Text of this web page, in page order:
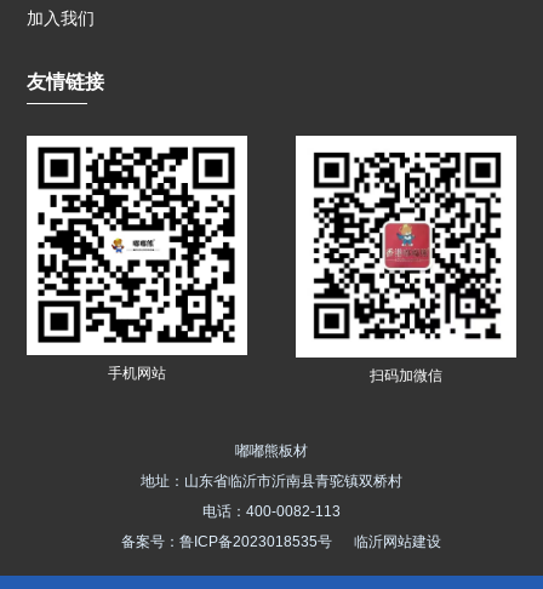
加入我们
友情链接
手机网站 扫码加微信
嘟嘟熊板材
地址：山东省临沂市沂南县青驼镇双桥村
电话：400-0082-113
备案号： 鲁ICP备2023018535号 临沂网站建设